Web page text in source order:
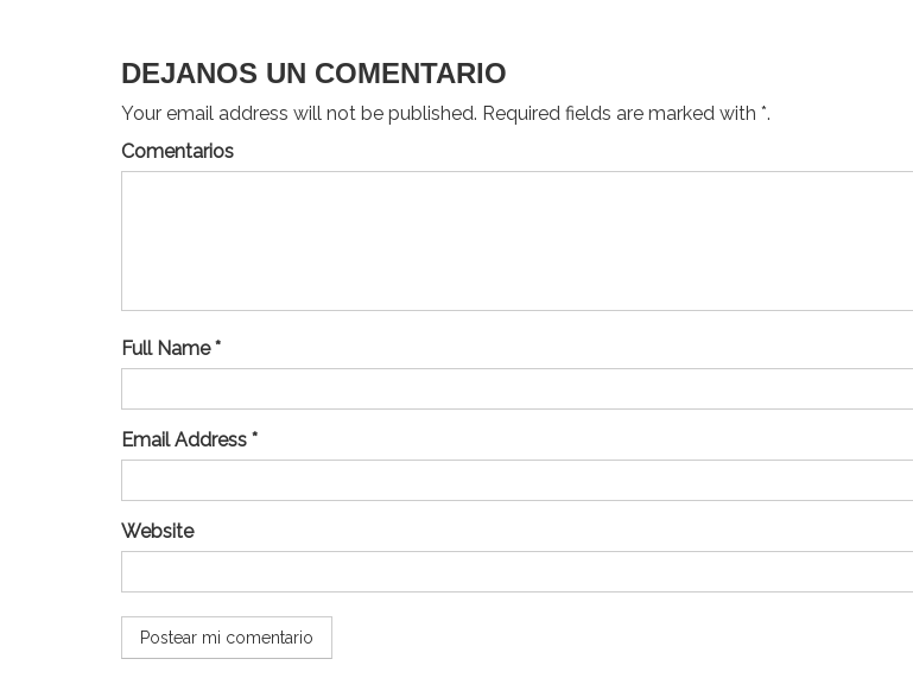
DEJANOS UN COMENTARIO
Your email address will not be published. Required fields are marked with *.
Comentarios
Full Name *
Email Address *
Website